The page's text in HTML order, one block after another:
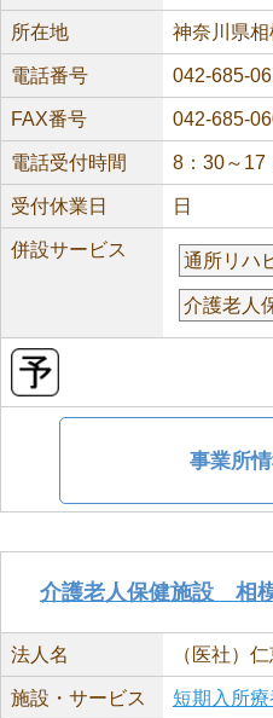
所在地 神奈川県
電話番号 042-685-
FAX番号 042-685-
電話受付時間 8：30～17
受付休業日 日
併設サービス
通所リハ
介護老人
事業所
介護老人保健施設 相
法人名 （医社）
施設・サービス 短期入所療